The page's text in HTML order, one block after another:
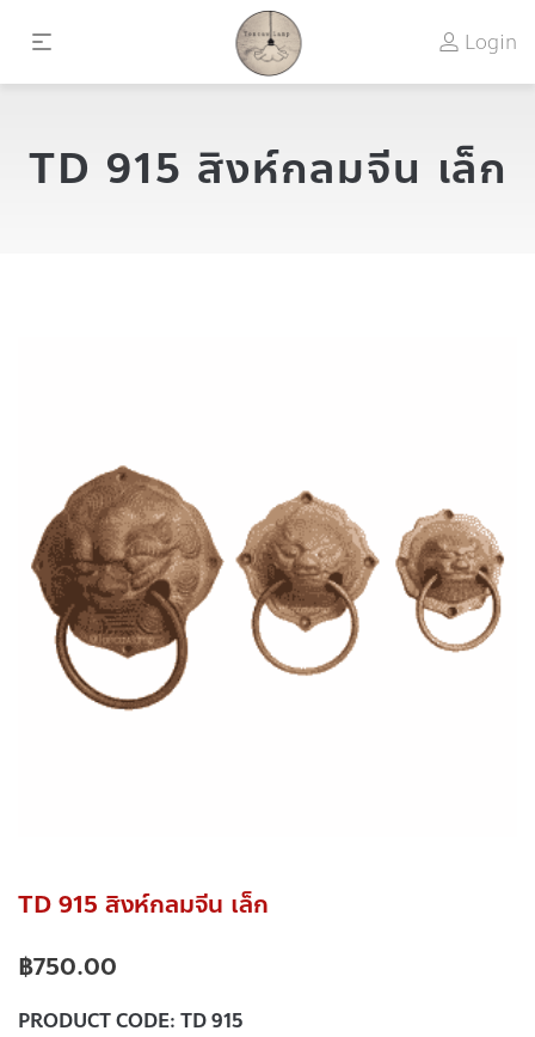
Login
TD 915 สิงห์กลมจีน เล็ก
TD 915 สิงห์กลมจีน เล็ก
฿750.00
PRODUCT CODE: TD 915